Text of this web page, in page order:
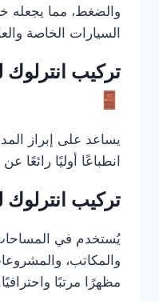
والضغط، مما يجعله
السيارات الخاصة
تركيب
يساعد على إبراز
انطباعًا أوليًا رائعًا
تركيب انترلوك
يُستخدم في
والمكاتب،
مظهرًا مرتبًا